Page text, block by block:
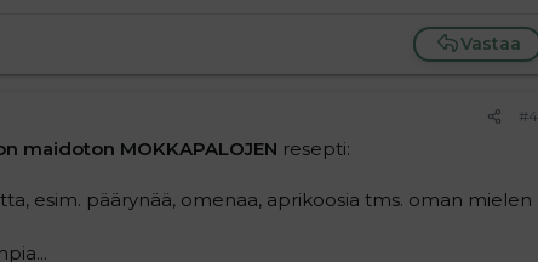
Vastaa
#4
maidoton MOKKAPALOJEN resepti:
esim. päärynää, omenaa, aprikoosia tms. oman mielen